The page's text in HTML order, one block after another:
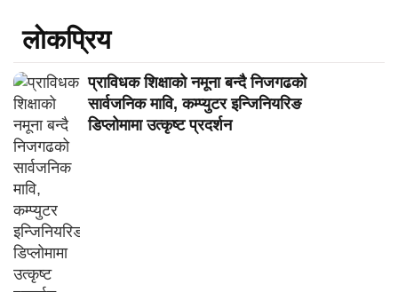
लाेकप्रिय
प्राविधक शिक्षाको नमूना बन्दै निजगढको
सार्वजनिक मावि, कम्प्युटर इन्जिनियरिङ
डिप्लोमामा उत्कृष्ट प्रदर्शन